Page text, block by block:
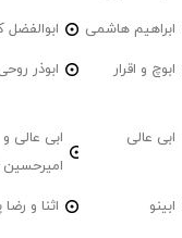
ابراهیم هاشمی ابوالفضل
ابوچ و اقرار ابوذر
ابی عالی
ابی عالی و
امیرحسین
ابینو اثنا و